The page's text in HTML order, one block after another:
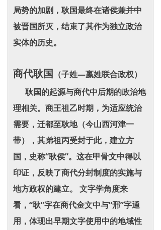
局势的加剧，耿国最终在诸侯兼并中
被晋国所灭，结束了其作为独立政治
实体的历史。
商代耿国 （子姓—嬴姓联合政权）
耿国的起源与商代中后期的政治地
理相关。商王祖乙时期，为适应统治
需要，迁都至耿地（今山西河津一
带），其弟祖丙受封于此，建立方
国，史称“耿侯”。这在甲骨文中得以
印证，反映了商代分封制度的实施与
地方政权的建立。 文字学角度来
看，“耿”字在商代金文中与“邢”字通
用，体现出早期文字使用中的地域性